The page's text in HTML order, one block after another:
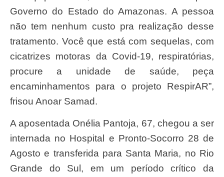
Governo do Estado do Amazonas. A pessoa
não tem nenhum custo pra realização desse
tratamento. Você que está com sequelas, com
cicatrizes motoras da Covid-19, respiratórias,
procure a unidade de saúde, peça
encaminhamentos para o projeto RespirAR”,
frisou Anoar Samad.
A aposentada Onélia Pantoja, 67, chegou a ser
internada no Hospital e Pronto-Socorro 28 de
Agosto e transferida para Santa Maria, no Rio
Grande do Sul, em um período crítico da